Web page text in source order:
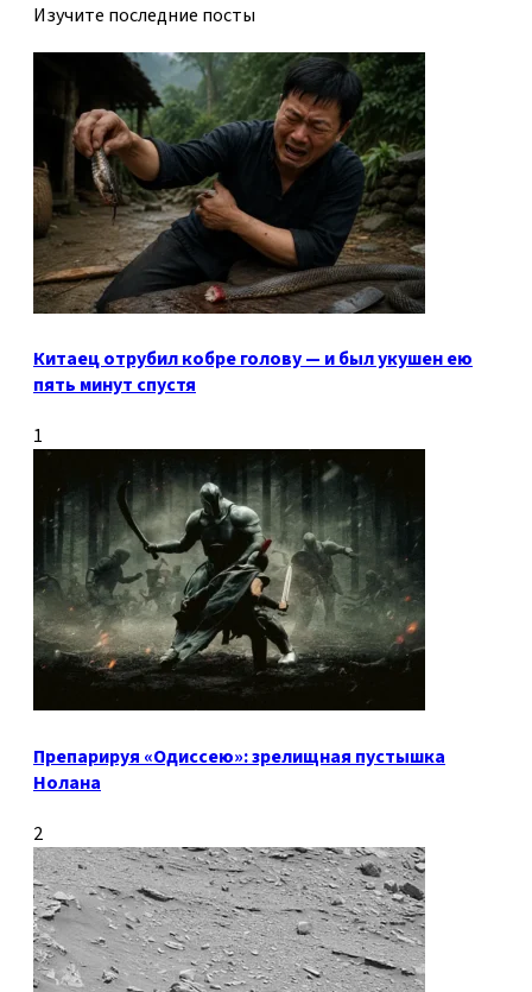
Изучите последние посты
Китаец отрубил кобре голову — и был укушен ею
пять минут спустя
1
Препарируя «Одиссею»: зрелищная пустышка
Нолана
2